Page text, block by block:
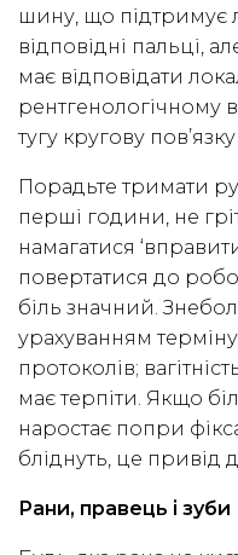
шину, що підтримує
відповідні пальці,
має відповідати
рентгенологічному
тугу кругову
Порадьте тримати
перші години, не
намагатися
повертатися до
біль значний.
урахуванням терміну
протоколів;
має терпіти. Якщо
наростає попри
бліднуть, це привід
Рани, правець і зуби